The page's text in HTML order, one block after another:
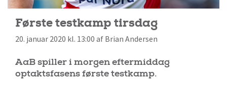
Første testkamp tirsdag
20. januar 2020 kl. 13:00 af Brian Andersen
AaB spiller i morgen eftermiddag
optaktsfasens første testkamp.